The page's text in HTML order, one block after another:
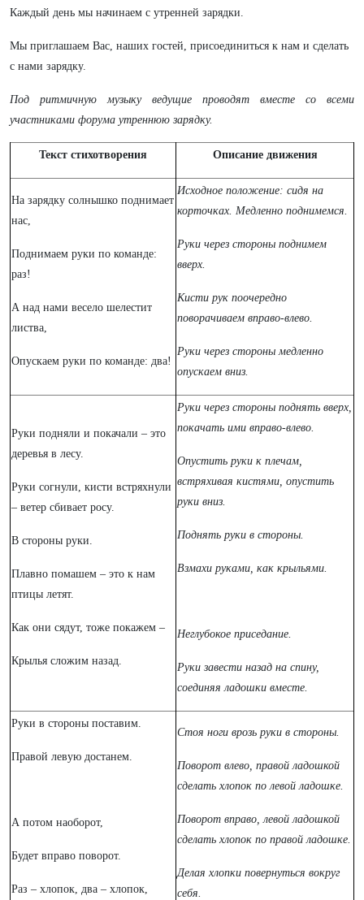
Каждый день мы начинаем с утренней зарядки.
Мы приглашаем Вас, наших гостей, присоединиться к нам и сделать
с нами зарядку.
Под ритмичную музыку ведущие проводят вместе со всеми
участниками форума утреннюю зарядку.
Текст стихотворения Описание движения
На зарядку солнышко поднимает
нас,
Поднимаем руки по команде:
раз!
А над нами весело шелестит
листва,
Опускаем руки по команде: два!
Исходное положение: сидя на
корточках. Медленно поднимемся.
Руки через стороны поднимем
вверх.
Кисти рук поочередно
поворачиваем вправо-влево.
Руки через стороны медленно
опускаем вниз.
Руки подняли и покачали – это
деревья в лесу.
Руки согнули, кисти встряхнули
– ветер сбивает росу.
В стороны руки.
Плавно помашем – это к нам
птицы летят.
Как они сядут, тоже покажем –
Крылья сложим назад.
Руки через стороны поднять вверх,
покачать ими вправо-влево.
Опустить руки к плечам,
встряхивая кистями, опустить
руки вниз.
Поднять руки в стороны.
Взмахи руками, как крыльями.
Неглубокое приседание.
Руки завести назад на спину,
соединяя ладошки вместе.
Руки в стороны поставим.
Правой левую достанем.
А потом наоборот,
Будет вправо поворот.
Раз – хлопок, два – хлопок,
Стоя ноги врозь руки в стороны.
Поворот влево, правой ладошкой
сделать хлопок по левой ладошке.
Поворот вправо, левой ладошкой
сделать хлопок по правой ладошке.
Делая хлопки повернуться вокруг
себя.